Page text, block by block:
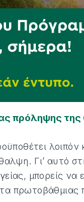
πρόληψης της
λοιπόν
Γι’ αυτό
μπορείς